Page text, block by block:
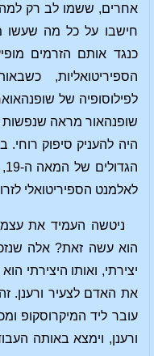
אחרים, ששמו לב רק למה
כנגד אותם הזרמים
הספיריטואליות,
לפילוסופיה של
שופנהאור מראה
היה להעניק סיפוק
לאלמנט הספיריטואלי
ניטשה העמיד את
הוא עשה זאת? אלה
יצירתי, ואותו היצירתי
את האדם לצעיר ורענן.
עובר ליד המיקרוסקופ
ורענן, וימצא באותה